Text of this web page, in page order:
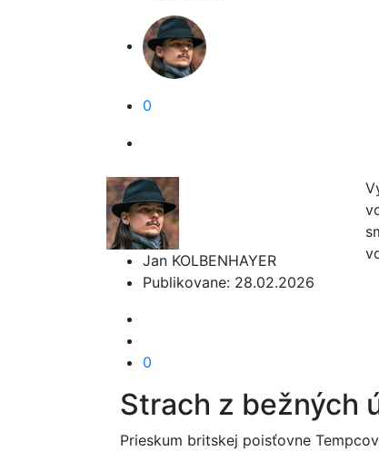
0
Jan KOLBENHAYER
Publikovane: 28.02.2026
0
Strach z bežných
Prieskum britskej poisťovne